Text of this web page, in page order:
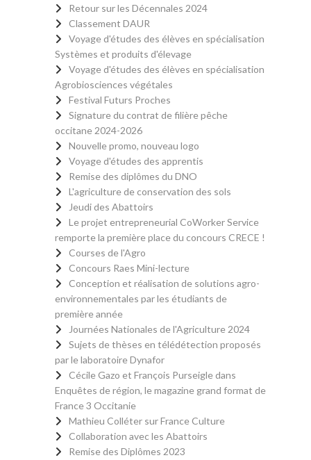
Retour sur les Décennales 2024
Classement DAUR
Voyage d'études des élèves en spécialisation
Systèmes et produits d'élevage
Voyage d'études des élèves en spécialisation
Agrobiosciences végétales
Festival Futurs Proches
Signature du contrat de filière pêche
occitane 2024-2026
Nouvelle promo, nouveau logo
Voyage d'études des apprentis
Remise des diplômes du DNO
L'agriculture de conservation des sols
Jeudi des Abattoirs
Le projet entrepreneurial CoWorker Service
remporte la première place du concours CRECE !
Courses de l'Agro
Concours Raes Mini-lecture
Conception et réalisation de solutions agro-
environnementales par les étudiants de
première année
Journées Nationales de l'Agriculture 2024
Sujets de thèses en télédétection proposés
par le laboratoire Dynafor
Cécile Gazo et François Purseigle dans
Enquêtes de région, le magazine grand format de
France 3 Occitanie
Mathieu Colléter sur France Culture
Collaboration avec les Abattoirs
Remise des Diplômes 2023